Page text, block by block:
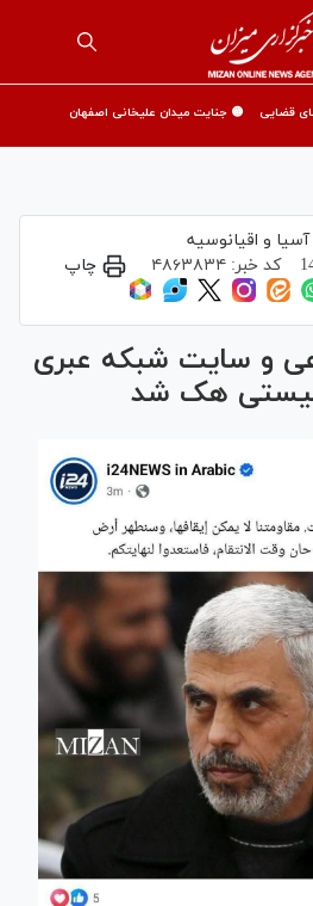
قضایی 🟡 جنایت میدان علیخانی اصفهان
آسیا و اقیانوسیه
کد خبر: ۴۸۶۳۸۳۴ چاپ
و سایت شبکه عبری